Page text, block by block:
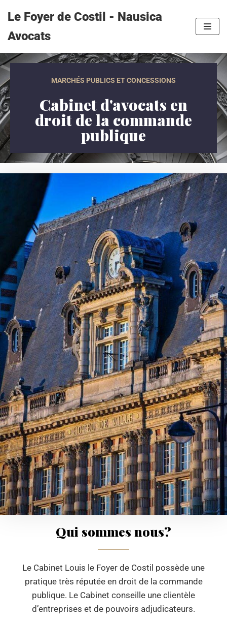
au
contenu
Le Foyer de Costil - Nausica
Avocats
MARCHÉS PUBLICS ET CONCESSIONS
Cabinet d'avocats en
droit de la commande
publique
Qui sommes nous?
Le Cabinet Louis le Foyer de Costil possède une
pratique très réputée en droit de la commande
publique. Le Cabinet conseille une clientèle
d’entreprises et de pouvoirs adjudicateurs.